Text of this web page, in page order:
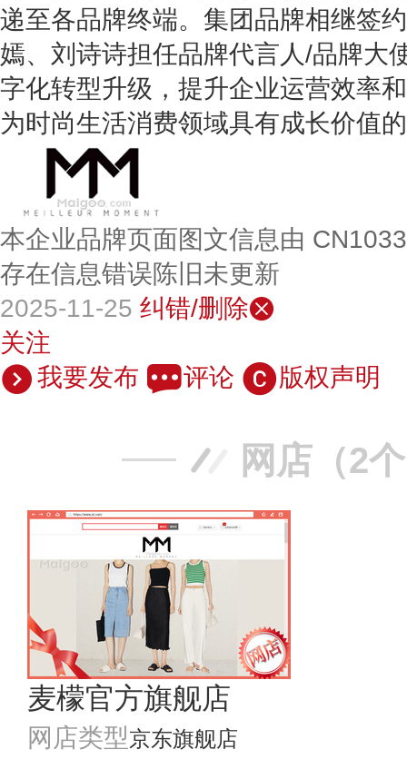
递至各品牌终端。集团品牌相继签
嫣、刘诗诗担任品牌代言人/品牌大
字化转型升级，提升企业运营效率
为时尚生活消费领域具有成长价值
本企业品牌页面图文信息由
存在信息错误陈旧未更新
2025-11-25 纠错/删除
关注
我要发布
评论 版权声明
网店（2
麦檬官方旗舰店
网店类型京东旗舰店